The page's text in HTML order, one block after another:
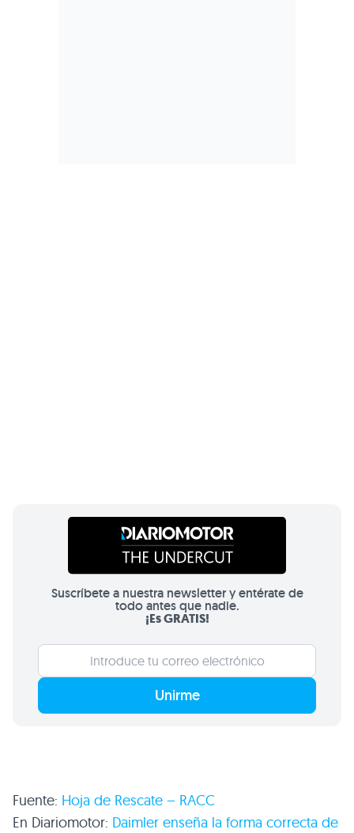
Suscríbete a nuestra newsletter y entérate de
todo antes que nadie.
¡Es GRATIS!
Unirme
Fuente: Hoja de Rescate – RACC
En Diariomotor: Daimler enseña la forma correcta de